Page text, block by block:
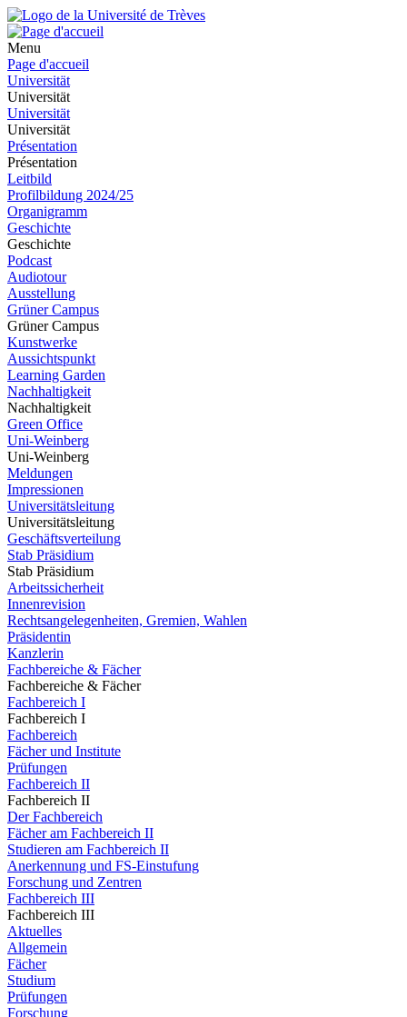
Menu
Page d'accueil
Universität
Universität
Universität
Universität
Présentation
Présentation
Leitbild
Profilbildung 2024/25
Organigramm
Geschichte
Geschichte
Podcast
Audiotour
Ausstellung
Grüner Campus
Grüner Campus
Kunstwerke
Aussichtspunkt
Learning Garden
Nachhaltigkeit
Nachhaltigkeit
Green Office
Uni-Weinberg
Uni-Weinberg
Meldungen
Impressionen
Universitätsleitung
Universitätsleitung
Geschäftsverteilung
Stab Präsidium
Stab Präsidium
Arbeitssicherheit
Innenrevision
Rechtsangelegenheiten, Gremien, Wahlen
Präsidentin
Kanzlerin
Fachbereiche & Fächer
Fachbereiche & Fächer
Fachbereich I
Fachbereich I
Fachbereich
Fächer und Institute
Prüfungen
Fachbereich II
Fachbereich II
Der Fachbereich
Fächer am Fachbereich II
Studieren am Fachbereich II
Anerkennung und FS-Einstufung
Forschung und Zentren
Fachbereich III
Fachbereich III
Aktuelles
Allgemein
Fächer
Studium
Prüfungen
Forschung